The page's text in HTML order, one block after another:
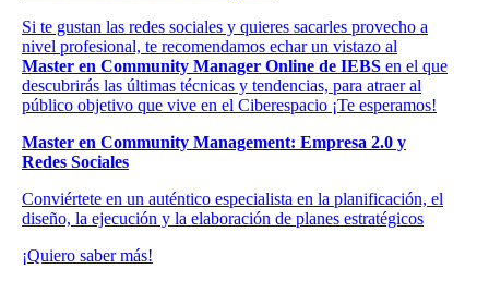
Si te gustan las redes sociales y quieres sacarles provecho a
nivel profesional, te recomendamos echar un vistazo al
Master en Community Manager Online de IEBS en el que
descubrirás las últimas técnicas y tendencias, para atraer al
público objetivo que vive en el Ciberespacio ¡Te esperamos!
Master en Community Management: Empresa 2.0 y
Redes Sociales
Conviértete en un auténtico especialista en la planificación, el
diseño, la ejecución y la elaboración de planes estratégicos
¡Quiero saber más!